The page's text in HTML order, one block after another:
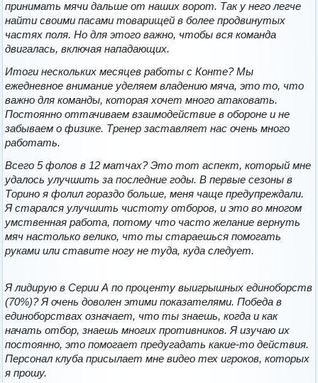
принимать мячи дальше от наших ворот. Так у него легче
найти своими пасами товарищей в более продвинутых
частях поля. Но для этого важно, чтобы вся команда
двигалась, включая нападающих.
Итоги нескольких месяцев работы с Конте? Мы
ежедневное внимание уделяем владению мяча, это то, что
важно для команды, которая хочет много атаковать.
Постоянно оттачиваем взаимодействие в обороне и не
забываем о физике. Тренер заставляет нас очень много
работать.
Всего 5 фолов в 12 матчах? Это тот аспект, который мне
удалось улучшить за последние годы. В первые сезоны в
Торино я фолил гораздо больше, меня чаще предупреждали.
Я старался улучшить чистоту отборов, и это во многом
умственная работа, потому что часто желание вернуть
мяч настолько велико, что ты стараешься помогать
руками или ставите ногу не туда, куда следует.
Я лидирую в Серии А по проценту выигрышных единоборств
(70%)? Я очень доволен этими показателями. Победа в
единоборствах означает, что ты знаешь, когда и как
начать отбор, знаешь многих противников. Я изучаю их
постоянно, это помогает предугадать какие-то действия.
Персонал клуба присылает мне видео тех игроков, которых
я прошу.